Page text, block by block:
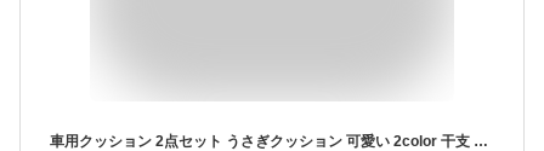
車用クッション 2点セット うさぎクッション 可愛い 2color 干支 兎 卯 カークッション ネックパット 腰クッション 首 腰 車ヘッドレスト 可愛い 長距離運転 低反発 人間工学 頸椎サポート 椅子チェア用品